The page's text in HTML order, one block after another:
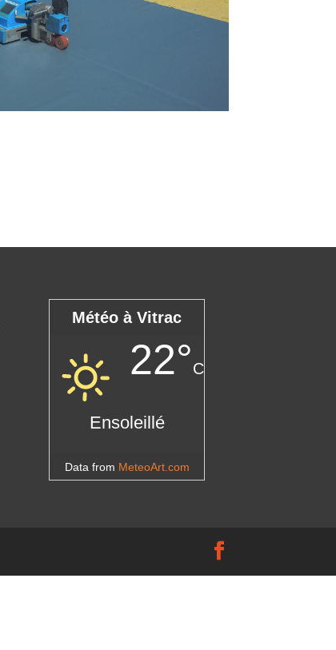
Météo à Vitrac
22°C
Ensoleillé
Data from MeteoArt.com